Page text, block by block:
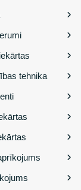
tehnika